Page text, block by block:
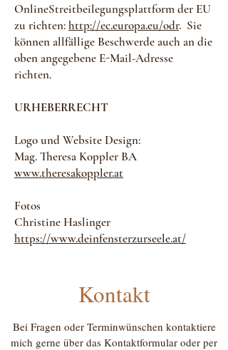
OnlineStreitbeilegungsplattform der EU
zu richten:http://ec.europa.eu/odr. Sie
können allfällige Beschwerde auch an die
oben angegebene E-Mail-Adresse
richten.
URHEBERRECHT
Logo und Website Design:
Mag. Theresa Koppler BA
www.theresakoppler.at
Fotos
Christine Haslinger
https://www.deinfensterzurseele.at/
Kontakt
Bei Fragen oder Terminwünschen kontaktiere
mich gerne über das Kontaktformular oder per